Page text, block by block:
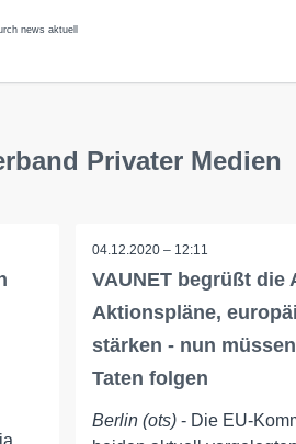
news aktuell
Privater Medien
04.12.2020 – 12:11
VAUNET begrüßt die
Aktionspläne,
stärken - nun
Taten folgen
Berlin (ots)- Die EU-